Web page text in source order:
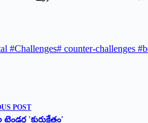
#Challenges# counter-challenges
POST
టెండర్ల 'కురుక్షేత్రం'